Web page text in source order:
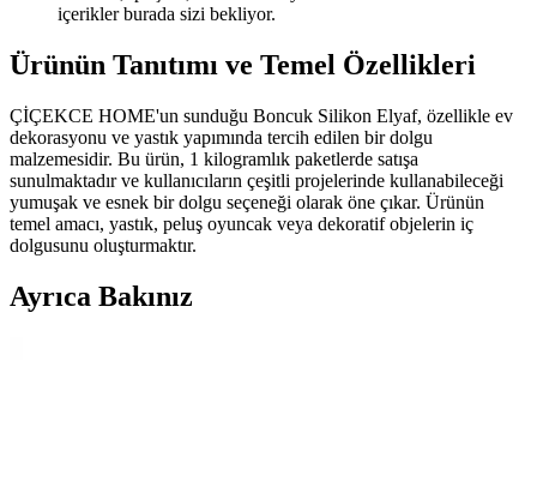
içerikler burada sizi bekliyor.
Ürünün Tanıtımı ve Temel Özellikleri
ÇİÇEKCE HOME'un sunduğu Boncuk Silikon Elyaf, özellikle ev
dekorasyonu ve yastık yapımında tercih edilen bir dolgu
malzemesidir. Bu ürün, 1 kilogramlık paketlerde satışa
sunulmaktadır ve kullanıcıların çeşitli projelerinde kullanabileceği
yumuşak ve esnek bir dolgu seçeneği olarak öne çıkar. Ürünün
temel amacı, yastık, peluş oyuncak veya dekoratif objelerin iç
dolgusunu oluşturmaktır.
Ayrıca Bakınız